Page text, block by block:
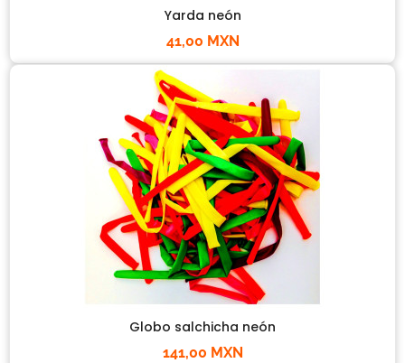
Yarda neón
41,00 MXN
Globo salchicha neón
141,00 MXN